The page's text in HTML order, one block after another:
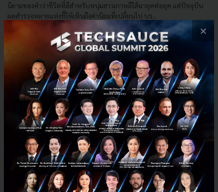
นิยามของคำว่าชีวิตที่ดีสำหรับหนุ่มสาวเกาหลีใต้มายุคต่อยุค แต่ปัจจุบัน
ผลสำรวจหลายแห่งชี้ให้เห็นถึงค่านิยมที่เปลี่ยนไป บร...
| ByPimchaya Pamornpol
Culture Transformation Saucy Thoughts gen-z CJ Group
E-mail :contact@techsauce.co
Tel : 02-001-5375
Mobile : 06-4658-9500
×